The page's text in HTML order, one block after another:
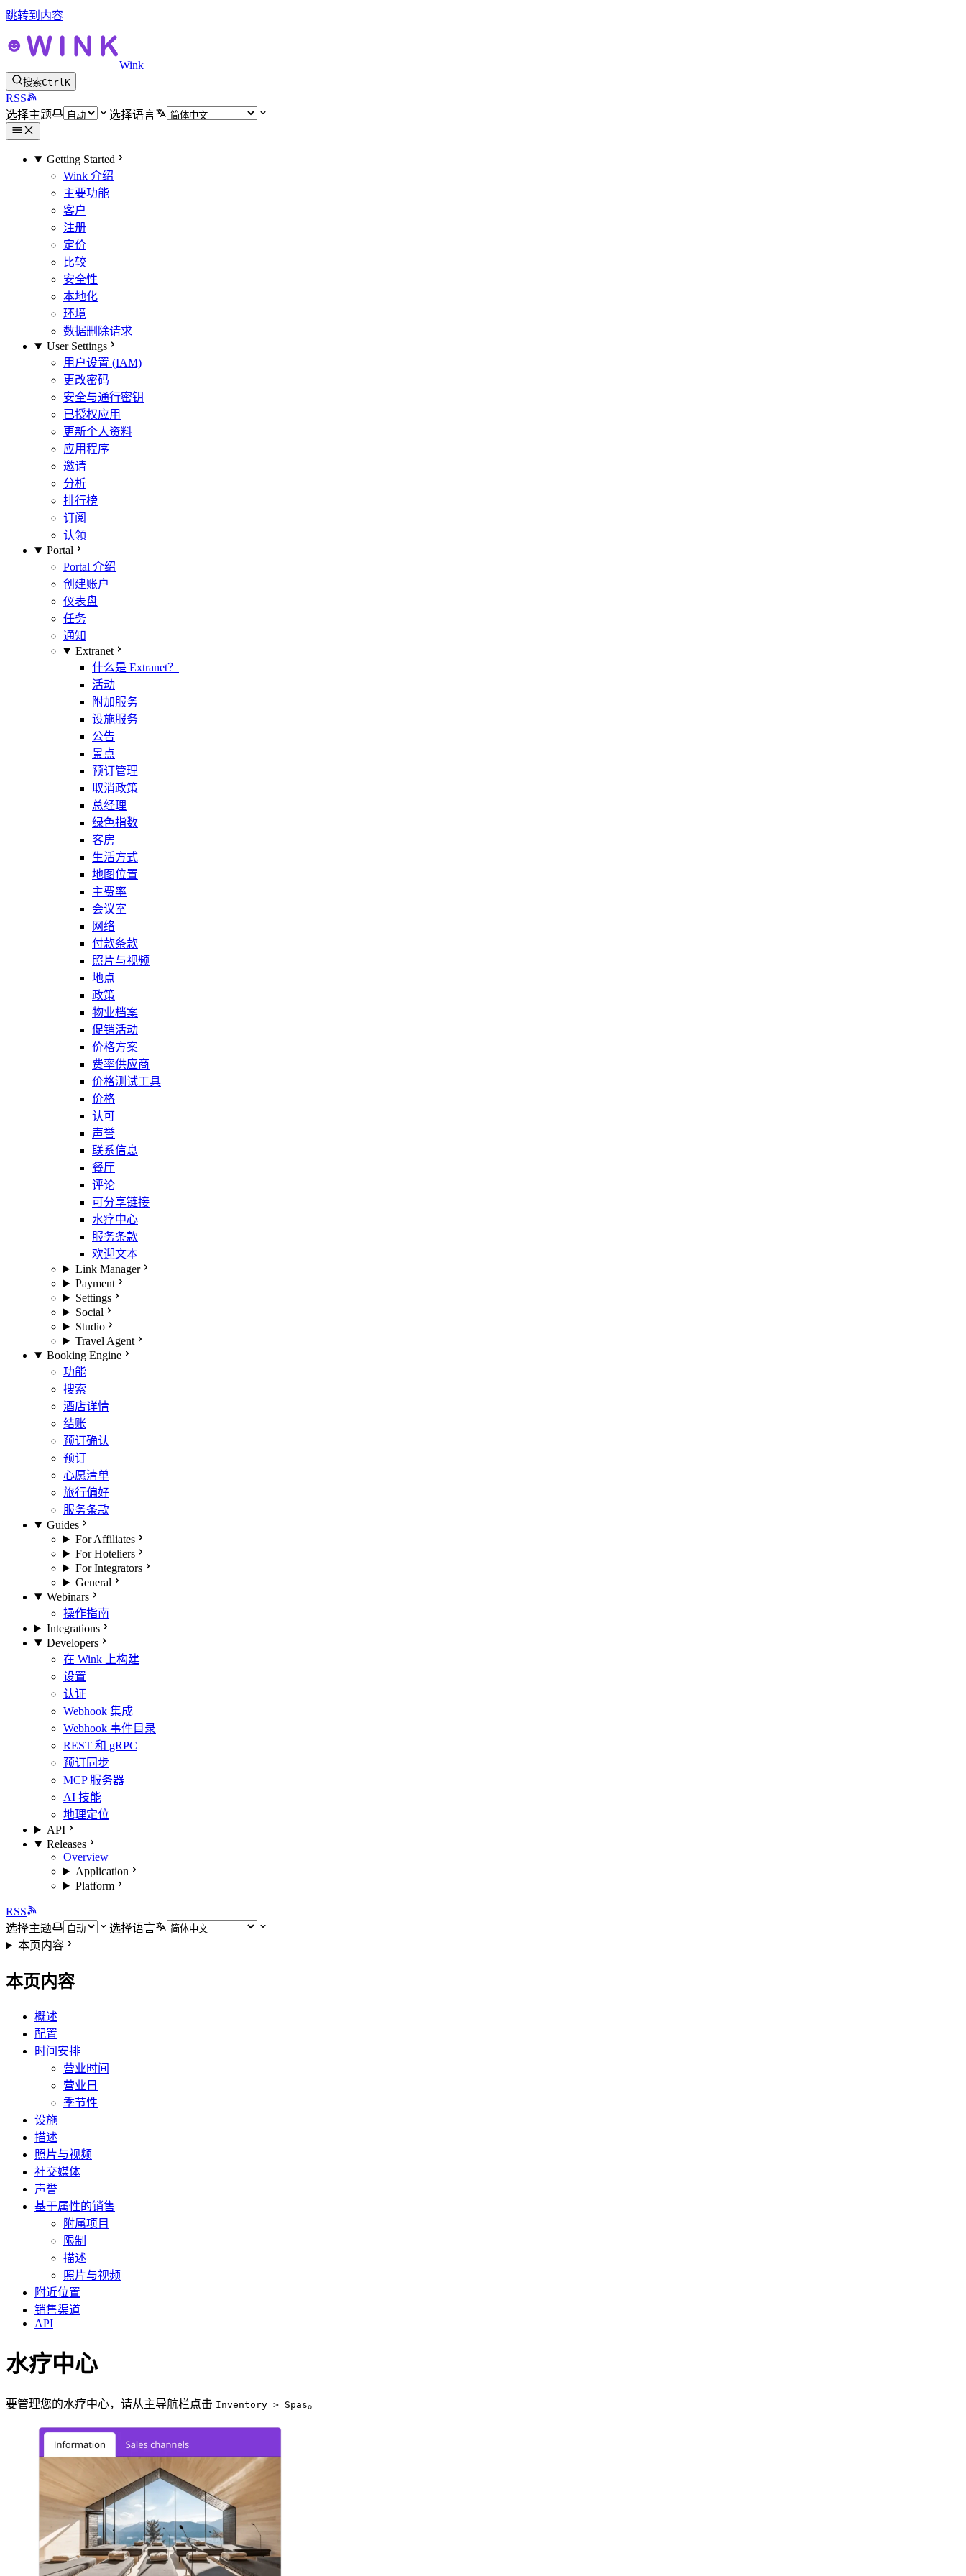
跳转到内容
Wink
搜索CtrlK
RSS
选择主题
选择语言
Getting Started
Wink 介绍
主要功能
客户
注册
定价
比较
安全性
本地化
环境
数据删除请求
User Settings
用户设置 (IAM)
更改密码
安全与通行密钥
已授权应用
更新个人资料
应用程序
邀请
分析
排行榜
订阅
认领
Portal
Portal 介绍
创建账户
仪表盘
任务
通知
Extranet
什么是 Extranet？
活动
附加服务
设施服务
公告
景点
预订管理
取消政策
总经理
绿色指数
客房
生活方式
地图位置
主费率
会议室
网络
付款条款
照片与视频
地点
政策
物业档案
促销活动
价格方案
费率供应商
价格测试工具
价格
认可
声誉
联系信息
餐厅
评论
可分享链接
水疗中心
服务条款
欢迎文本
Link Manager
Payment
Settings
Social
Studio
Travel Agent
Booking Engine
功能
搜索
酒店详情
结账
预订确认
预订
心愿清单
旅行偏好
服务条款
Guides
For Affiliates
For Hoteliers
For Integrators
General
Webinars
操作指南
Integrations
Developers
在 Wink 上构建
设置
认证
Webhook 集成
Webhook 事件目录
REST 和 gRPC
预订同步
MCP 服务器
AI 技能
地理定位
API
Releases
Overview
Application
Platform
RSS
选择主题
选择语言
本页内容
本页内容
概述
配置
时间安排
营业时间
营业日
季节性
设施
描述
照片与视频
社交媒体
声誉
基于属性的销售
附属项目
限制
描述
照片与视频
附近位置
销售渠道
API
水疗中心
要管理您的水疗中心，请从主导航栏点击 Inventory > Spas。